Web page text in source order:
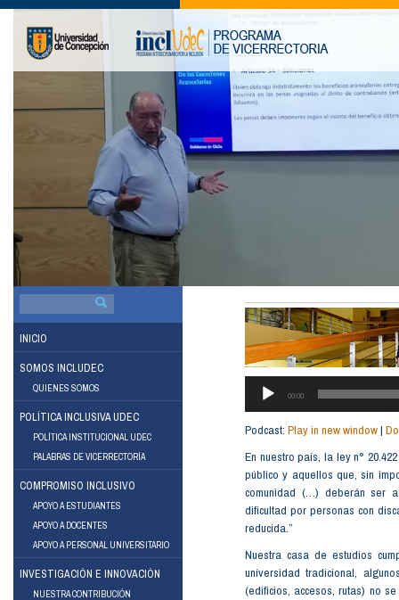
BUSCAR
INICIO
SOMOS INCLUDEC
QUIENES SOMOS
POLÍTICA INCLUSIVA UDEC
POLÍTICA INSTITUCIONAL UDEC
PALABRAS DE VICERRECTORÍA
COMPROMISO INCLUSIVO
APOYO A ESTUDIANTES
APOYO A DOCENTES
APOYO A PERSONAL UNIVERSITARIO
INVESTIGACIÓN E INNOVACIÓN
NUESTRA CONTRIBUCIÓN
00:00
Podcast: Play in new window|
En nuestro país, la ley n°
público y aquellos que, sin
comunidad (…) deberán ser
dificultad por personas con
reducida.”
Nuestra casa de estudios
universidad tradicional,
(edificios, accesos, rutas) no
Instagram